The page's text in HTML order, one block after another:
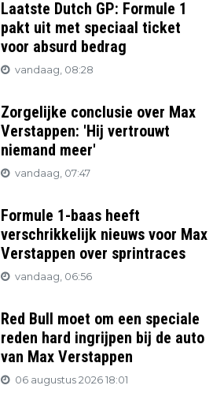
Laatste Dutch GP: Formule 1
pakt uit met speciaal ticket
voor absurd bedrag
vandaag, 08:28
Zorgelijke conclusie over Max
Verstappen: 'Hij vertrouwt
niemand meer'
vandaag, 07:47
Formule 1-baas heeft
verschrikkelijk nieuws voor Max
Verstappen over sprintraces
vandaag, 06:56
Red Bull moet om een speciale
reden hard ingrijpen bij de auto
van Max Verstappen
06 augustus 2026 18:01